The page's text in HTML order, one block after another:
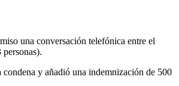
una conversación telefónica entre el
y añadió una indemnización de 500